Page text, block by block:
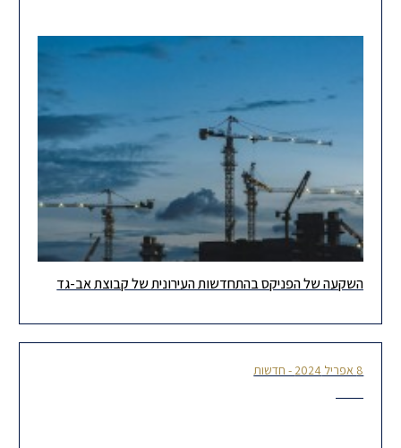
שמחנו לייצג את הפניקס חברה לביטוח בעסקת השקעה גדולה
השקעה של הפניקס בהתחדשות העירונית של קבוצת אב-גד
8 אפריל 2024 - חדשות